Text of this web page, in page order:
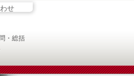
医・専攻医
せ
・総括